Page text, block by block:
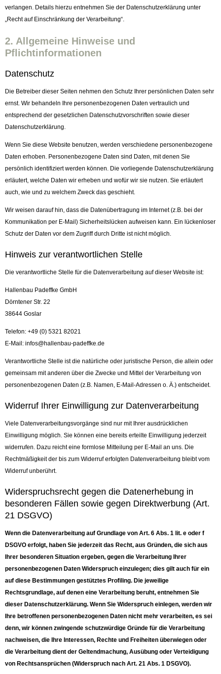
verlangen. Details hierzu entnehmen Sie der Datenschutzerklärung unter
„Recht auf Einschränkung der Verarbeitung“.
2. Allgemeine Hinweise und
Pflichtinformationen
Datenschutz
Die Betreiber dieser Seiten nehmen den Schutz Ihrer persönlichen Daten sehr
ernst. Wir behandeln Ihre personenbezogenen Daten vertraulich und
entsprechend der gesetzlichen Datenschutzvorschriften sowie dieser
Datenschutzerklärung.
Wenn Sie diese Website benutzen, werden verschiedene personenbezogene
Daten erhoben. Personenbezogene Daten sind Daten, mit denen Sie
persönlich identifiziert werden können. Die vorliegende Datenschutzerklärung
erläutert, welche Daten wir erheben und wofür wir sie nutzen. Sie erläutert
auch, wie und zu welchem Zweck das geschieht.
Wir weisen darauf hin, dass die Datenübertragung im Internet (z.B. bei der
Kommunikation per E-Mail) Sicherheitslücken aufweisen kann. Ein lückenloser
Schutz der Daten vor dem Zugriff durch Dritte ist nicht möglich.
Hinweis zur verantwortlichen Stelle
Die verantwortliche Stelle für die Datenverarbeitung auf dieser Website ist:
Hallenbau Padeffke GmbH
Dörntener Str. 22
38644 Goslar
Telefon: +49 (0) 5321 82021
E-Mail: infos@hallenbau-padeffke.de
Verantwortliche Stelle ist die natürliche oder juristische Person, die allein oder
gemeinsam mit anderen über die Zwecke und Mittel der Verarbeitung von
personenbezogenen Daten (z.B. Namen, E-Mail-Adressen o. Ä.) entscheidet.
Widerruf Ihrer Einwilligung zur Datenverarbeitung
Viele Datenverarbeitungsvorgänge sind nur mit Ihrer ausdrücklichen
Einwilligung möglich. Sie können eine bereits erteilte Einwilligung jederzeit
widerrufen. Dazu reicht eine formlose Mitteilung per E-Mail an uns. Die
Rechtmäßigkeit der bis zum Widerruf erfolgten Datenverarbeitung bleibt vom
Widerruf unberührt.
Widerspruchsrecht gegen die Datenerhebung in
besonderen Fällen sowie gegen Direktwerbung (Art.
21 DSGVO)
Wenn die Datenverarbeitung auf Grundlage von Art. 6 Abs. 1 lit. e oder f
DSGVO erfolgt, haben Sie jederzeit das Recht, aus Gründen, die sich aus
Ihrer besonderen Situation ergeben, gegen die Verarbeitung Ihrer
personenbezogenen Daten Widerspruch einzulegen; dies gilt auch für ein
auf diese Bestimmungen gestütztes Profiling. Die jeweilige
Rechtsgrundlage, auf denen eine Verarbeitung beruht, entnehmen Sie
dieser Datenschutzerklärung. Wenn Sie Widerspruch einlegen, werden wir
Ihre betroffenen personenbezogenen Daten nicht mehr verarbeiten, es sei
denn, wir können zwingende schutzwürdige Gründe für die Verarbeitung
nachweisen, die Ihre Interessen, Rechte und Freiheiten überwiegen oder
die Verarbeitung dient der Geltendmachung, Ausübung oder Verteidigung
von Rechtsansprüchen (Widerspruch nach Art. 21 Abs. 1 DSGVO).